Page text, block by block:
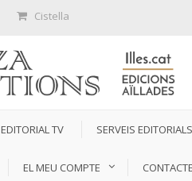
Cistella
EDITORIAL TV SERVEIS EDITORIALS
EL MEU COMPTE CONTACTE